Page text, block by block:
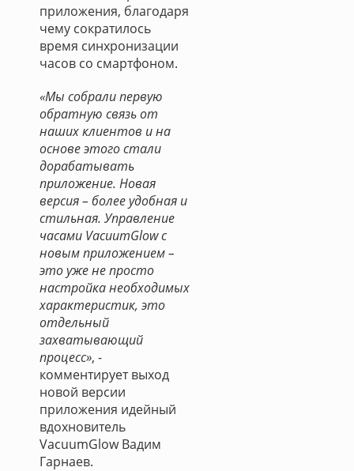
приложения, благодаря
чему сократилось
время синхронизации
часов со смартфоном.
«Мы собрали первую
обратную связь от
наших клиентов и на
основе этого стали
дорабатывать
приложение. Новая
версия – более удобная и
стильная. Управление
часами VacuumGlow с
новым приложением –
это уже не просто
настройка необходимых
характеристик, это
отдельный
захватывающий
процесс», -
комментирует выход
новой версии
приложения идейный
вдохновитель
VacuumGlow Вадим
Гарнаев.